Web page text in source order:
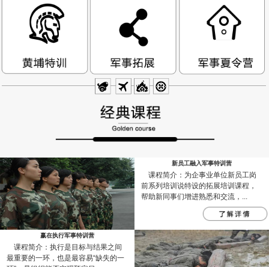
新员工融入军事特训营
课程简介：为企事业单位新员工岗
前系列培训说特设的拓展培训课程，
帮助新同事们增进熟悉和交流，...
赢在执行军事特训营
课程简介：执行是目标与结果之间
最重要的一环，也是最容易“缺失的一